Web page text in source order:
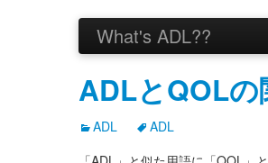
What's ADL??
ADLとQOLの
ADL
ADL